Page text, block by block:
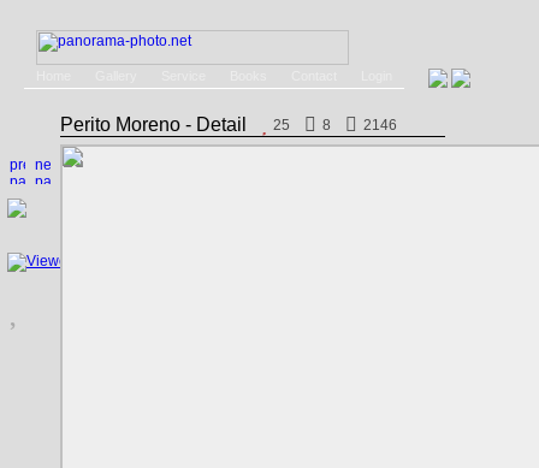
Perito Moreno - Detail 25 8 2146